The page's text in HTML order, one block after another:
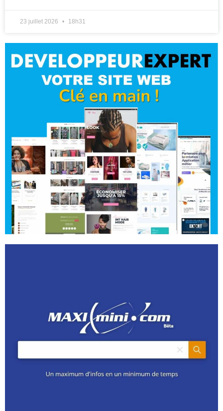
23 juillet 2026 18h31